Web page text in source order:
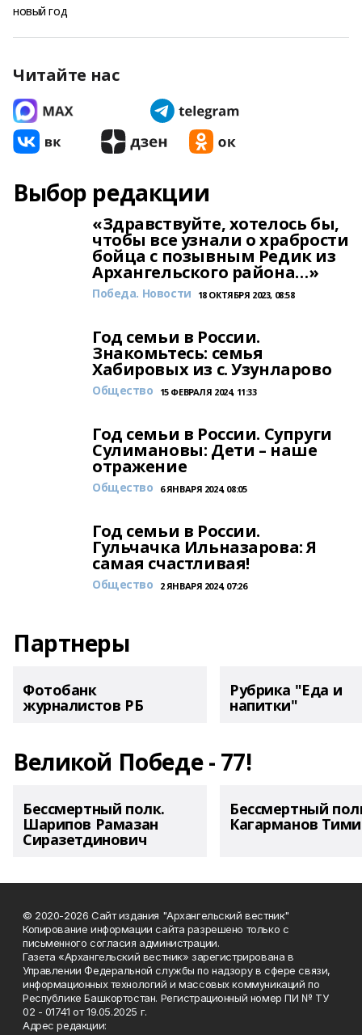
новый год
Читайте нас
Выбор редакции
«Здравствуйте, хотелось бы,
чтобы все узнали о храбрости
бойца с позывным Редик из
Архангельского района…»
Победа. Новости 18 ОКТЯБРЯ 2023, 08:58
Год семьи в России.
Знакомьтесь: семья
Хабировых из с. Узунларово
Общество 15 ФЕВРАЛЯ 2024, 11:33
Год семьи в России. Супруги
Сулимановы: Дети – наше
отражение
Общество 6 ЯНВАРЯ 2024, 08:05
Год семьи в России.
Гульчачка Ильназарова: Я
самая счастливая!
Общество 2 ЯНВАРЯ 2024, 07:26
Партнеры
Фотобанк
журналистов РБ
Рубрика "Еда и
напитки"
Великой Победе - 77!
Бессмертный полк.
Шарипов Рамазан
Сиразетдинович
Бессмертный
Кагарманов
© 2020-2026 Сайт издания "Архангельский вестник"
Копирование информации сайта разрешено только с
письменного согласия администрации.
Газета «Архангельский вестник» зарегистрирована в
Управлении Федеральной службы по надзору в сфере связи,
информационных технологий и массовых коммуникаций по
Республике Башкортостан. Регистрационный номер ПИ № ТУ
02 - 01741 от 19.05.2025 г.
Адрес редакции: